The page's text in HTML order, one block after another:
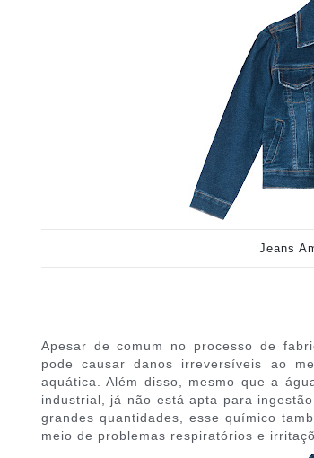
Jeans
Apesar de comum no processo de
pode causar danos irreversíveis ao
aquática. Além disso, mesmo que a
industrial, já não está apta para
grandes quantidades, esse químico
meio de problemas respiratórios e